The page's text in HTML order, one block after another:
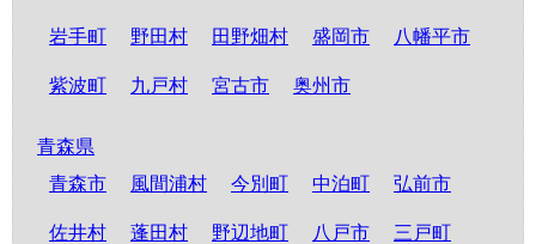
岩手町 野田村 田野畑村 盛岡市 八幡平市
紫波町 九戸村 宮古市 奥州市
青森県
青森市
風間浦村 今別町 中泊町 弘前市
佐井村 蓬田村 野辺地町 八戸市 三戸町